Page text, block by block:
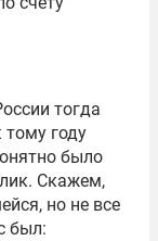
тогда
году
было
Скажем,
но не все
был: